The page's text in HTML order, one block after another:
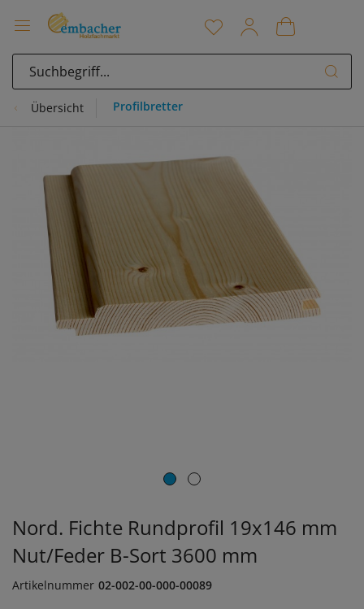
Übersicht Profilbretter
Nord. Fichte Rundprofil 19x146 mm
Nut/Feder B-Sort 3600 mm
Artikelnummer 02-002-00-000-00089